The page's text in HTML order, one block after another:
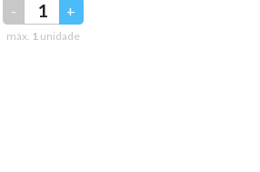
- +
máx. 1 unidade